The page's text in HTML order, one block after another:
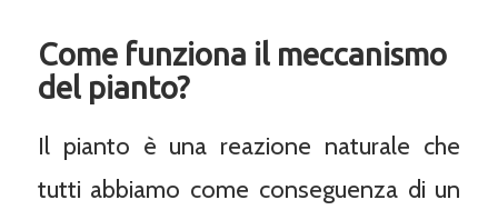
Come funziona il meccanismo
del pianto?
Il pianto è una reazione naturale che
tutti abbiamo come conseguenza di un